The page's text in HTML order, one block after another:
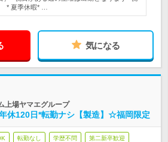
* 夏季休暇* …
気になる
上場ヤマエグループ
休120日*転勤ナシ【製造】☆福岡限定
転勤なし 学歴不問 第二新卒歓迎